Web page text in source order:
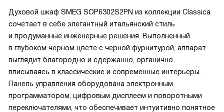
Духовой шкаф SMEG SOP6302S2PN из коллекции Classica
сочетает в себе элегантный итальянский стиль
и продуманные инженерные решения. Выполненный
в глубоком черном цвете с черной фурнитурой, аппарат
выглядит благородно и сдержанно, органично
вписываясь в классические и современные интерьеры.
Панель управления оборудована электронным
программатором, цифровым дисплеем и поворотными
переключателями, что обеспечивает интуитивно понятное